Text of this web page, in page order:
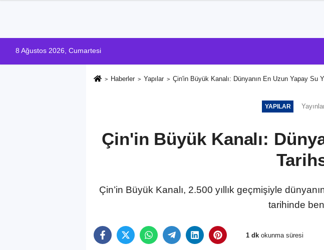
8 Ağustos 2026, Cumartesi
Haberler Yapılar Çin'in Büyük Kanalı: Dünyanın En Uzun Yapay Su
YAPILAR
Çin'in Büyük Kanalı:
Çin’in Büyük Kanalı, 2.500 yıllık geçmişiyle
tarihinde
1 dk okunma süresi